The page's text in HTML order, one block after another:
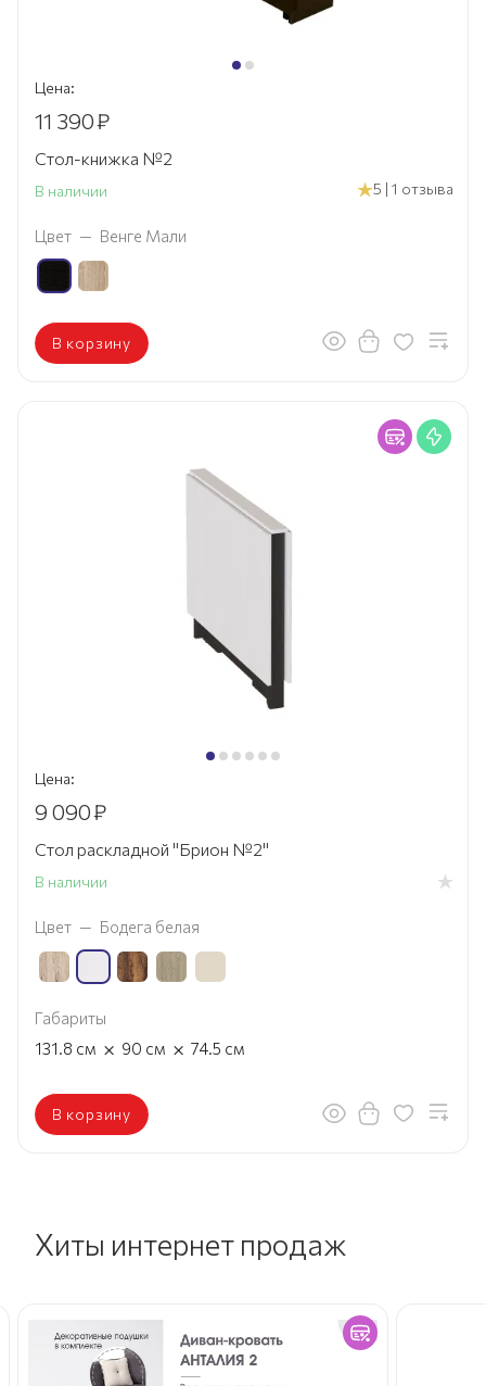
Цена:
11 390₽
Стол-книжка №2
В наличии 5 | 1 отзыва
Цвет — Венге Мали
В корзину
Цена:
9 090₽
Стол раскладной "Брион №2"
В наличии
Цвет — Бодега белая
Габариты
131.8 см × 90 см × 74.5 см
В корзину
Хиты интернет продаж